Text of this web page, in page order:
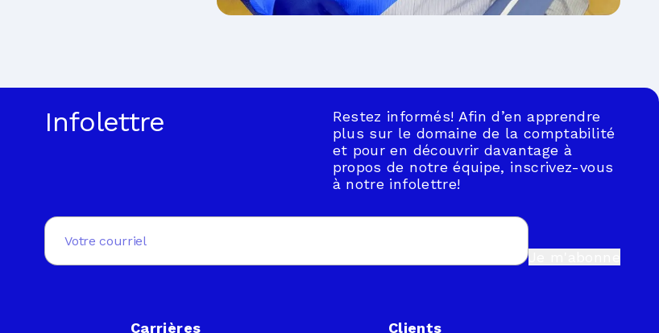
Infolettre
Restez informés! Afin d’en apprendre
plus sur le domaine de la comptabilité
et pour en découvrir davantage à
propos de notre équipe, inscrivez-vous
à notre infolettre!
Email
Je m'abonne
Carrières Clients